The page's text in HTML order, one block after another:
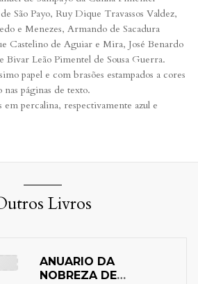
São Payo, Ruy Dique Travassos Valdez,
e Menezes, Armando de Sacadura
Castelino de Aguiar e Mira, José Benardo
Bivar Leão Pimentel de Sousa Guerra.
papel e com brasões estampados a cores
páginas de texto.
percalina, respectivamente azul e
Livros
ANUARIO DA
NOBREZA DE